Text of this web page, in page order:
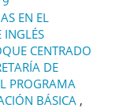
EN EL
INGLÉS
CENTRADO
DE
PROGRAMA
BÁSICA ,